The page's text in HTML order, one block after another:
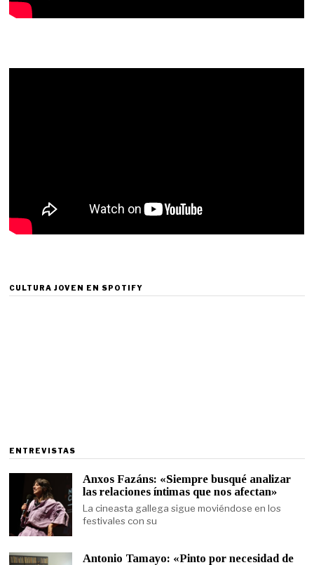
CULTURA JOVEN EN SPOTIFY
ENTREVISTAS
Anxos Fazáns: «Siempre busqué analizar
las relaciones íntimas que nos afectan»
La cineasta gallega sigue moviéndose en los
festivales con su
Antonio Tamayo: «Pinto por necesidad de